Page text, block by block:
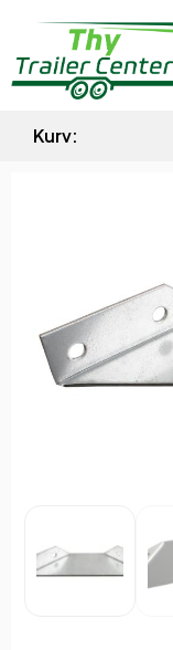
Kurv: